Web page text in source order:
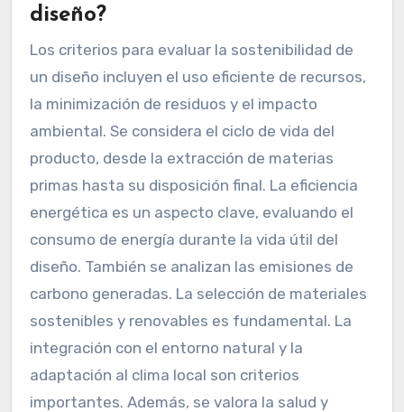
diseño?
Los criterios para evaluar la sostenibilidad de
un diseño incluyen el uso eficiente de recursos,
la minimización de residuos y el impacto
ambiental. Se considera el ciclo de vida del
producto, desde la extracción de materias
primas hasta su disposición final. La eficiencia
energética es un aspecto clave, evaluando el
consumo de energía durante la vida útil del
diseño. También se analizan las emisiones de
carbono generadas. La selección de materiales
sostenibles y renovables es fundamental. La
integración con el entorno natural y la
adaptación al clima local son criterios
importantes. Además, se valora la salud y